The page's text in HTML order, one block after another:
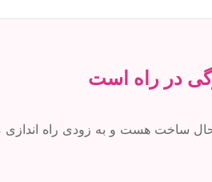
در راه است
حال ساخت هست و به زودی راه اندازی